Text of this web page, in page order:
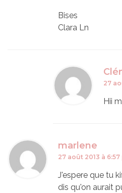
Bises
Clara Ln
27
Hii
marlene
27 août 2013 à 6:57
J'espere que tu
dis qu'on aurait